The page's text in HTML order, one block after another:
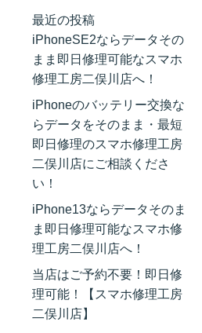
最近の投稿
iPhoneSE2ならデータその
まま即日修理可能なスマホ
修理工房二俣川店へ！
iPhoneのバッテリー交換な
らデータをそのまま・最短
即日修理のスマホ修理工房
二俣川店にご相談くださ
い！
iPhone13ならデータそのま
ま即日修理可能なスマホ修
理工房二俣川店へ！
当店はご予約不要！即日修
理可能！【スマホ修理工房
二俣川店】